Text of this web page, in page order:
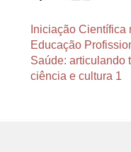
Iniciação Científica
Educação
Saúde: articulando
ciência e cultura 1